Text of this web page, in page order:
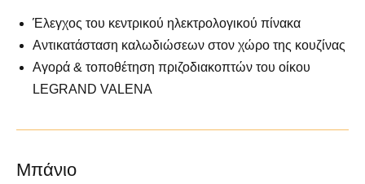
Έλεγχος του κεντρικού ηλεκτρολογικού πίνακα
Αντικατάσταση καλωδιώσεων στον χώρο της κουζίνας
Αγορά & τοποθέτηση πριζοδιακοπτών του οίκου
LEGRAND VALENA
Μπάνιο